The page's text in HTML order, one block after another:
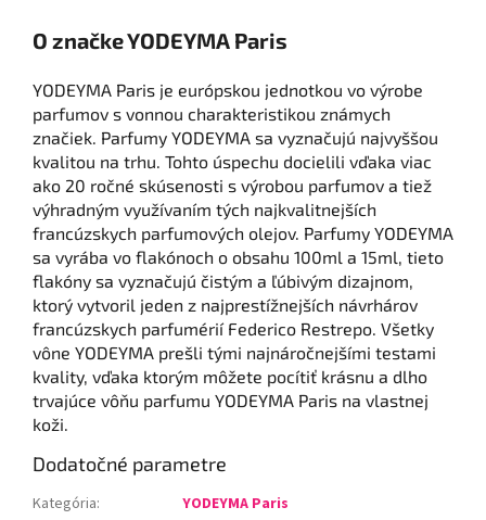
O značke YODEYMA Paris
YODEYMA Paris je európskou jednotkou vo výrobe
parfumov s vonnou charakteristikou známych
značiek. Parfumy YODEYMA sa vyznačujú najvyššou
kvalitou na trhu. Tohto úspechu docielili vďaka viac
ako 20 ročné skúsenosti s výrobou parfumov a tiež
výhradným využívaním tých najkvalitnejších
francúzskych parfumových olejov. Parfumy YODEYMA
sa vyrába vo flakónoch o obsahu 100ml a 15ml, tieto
flakóny sa vyznačujú čistým a ľúbivým dizajnom,
ktorý vytvoril jeden z najprestížnejších návrhárov
francúzskych parfumérií Federico Restrepo. Všetky
vône YODEYMA prešli tými najnáročnejšími testami
kvality, vďaka ktorým môžete pocítiť krásnu a dlho
trvajúce vôňu parfumu YODEYMA Paris na vlastnej
koži.
Dodatočné parametre
Kategória:
YODEYMA Paris